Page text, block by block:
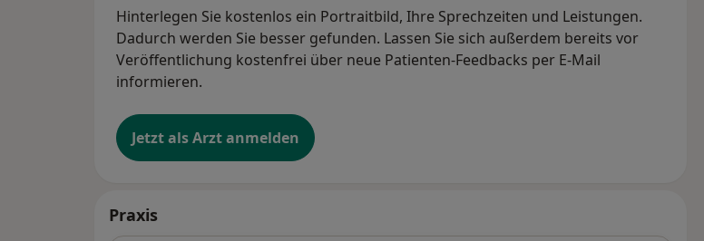
Hinterlegen Sie kostenlos ein Portraitbild, Ihre Sprechzeiten und Leistungen.
Dadurch werden Sie besser gefunden. Lassen Sie sich außerdem bereits vor
Veröffentlichung kostenfrei über neue Patienten-Feedbacks per E-Mail
informieren.
Jetzt als Arzt anmelden
Praxis